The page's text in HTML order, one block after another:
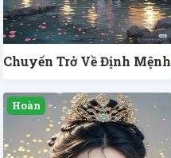
Chuyến Trở Về Định Mệnh